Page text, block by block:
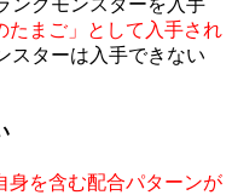
たまご」として入手され
スターは入手できない
身を含む配合パターンが